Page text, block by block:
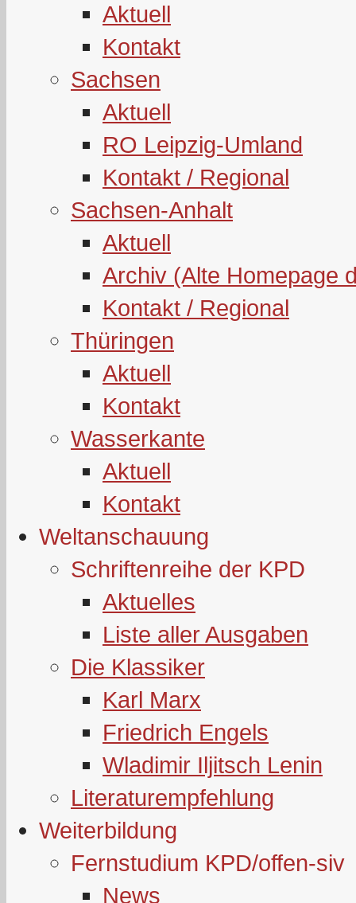
Aktuell
Kontakt
Sachsen
Aktuell
RO Leipzig-Umland
Kontakt / Regional
Sachsen-Anhalt
Aktuell
Archiv (Alte Homepage
Kontakt / Regional
Thüringen
Aktuell
Kontakt
Wasserkante
Aktuell
Kontakt
Weltanschauung
Schriftenreihe der KPD
Aktuelles
Liste aller Ausgaben
Die Klassiker
Karl Marx
Friedrich Engels
Wladimir Iljitsch Lenin
Literaturempfehlung
Weiterbildung
Fernstudium KPD/offen-siv
News